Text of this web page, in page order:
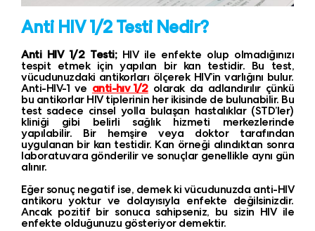
Anti HIV 1/2 Testi Nedir?
Anti HIV 1/2 Testi;HIV ile enfekte olup olmadığınızı
tespit etmek için yapılan bir kan testidir. Bu test,
vücudunuzdaki antikorları ölçerek HIV’in varlığını bulur.
Anti-HIV-1 ve anti-hıv 1/2olarak da adlandırılır çünkü
bu antikorlar HIV tiplerinin her ikisinde de bulunabilir. Bu
test sadece cinsel yolla bulaşan hastalıklar (STD’ler)
kliniği gibi belirli sağlık hizmeti merkezlerinde
yapılabilir. Bir hemşire veya doktor tarafından
uygulanan bir kan testidir. Kan örneği alındıktan sonra
laboratuvara gönderilir ve sonuçlar genellikle aynı gün
alınır.
Eğer sonuç negatif ise, demek ki vücudunuzda anti-HIV
antikoru yoktur ve dolayısıyla enfekte değilsinizdir.
Ancak pozitif bir sonuca sahipseniz, bu sizin HIV ile
enfekte olduğunuzu gösteriyor demektir.